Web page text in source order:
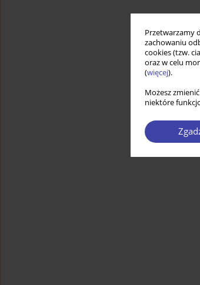
Przetwarzamy
zachowaniu
cookies (tzw.
oraz w celu
(więcej).
Możesz
niektóre